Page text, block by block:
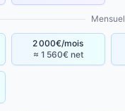
Mensuel
2 000€/mois
≈ 1 560€ net